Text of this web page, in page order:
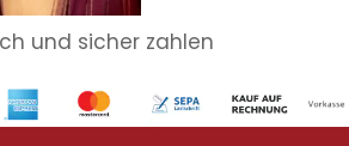
und sicher zahlen